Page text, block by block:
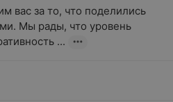
вас за то, что поделились
Мы рады, что уровень
...